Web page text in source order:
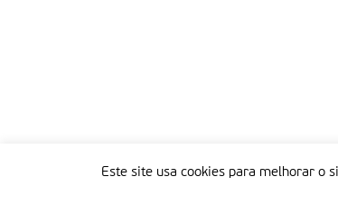
Este site usa cookies para melhorar o